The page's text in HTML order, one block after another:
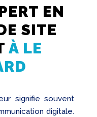
EN
SITE
À LE
signifie souvent
digitale.